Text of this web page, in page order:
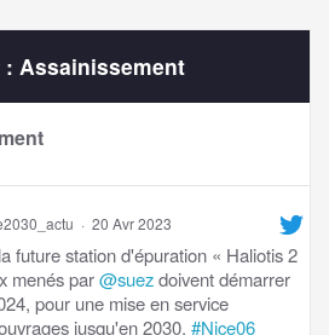
Assainissement
· 20 Avr 2023
future station d'épuration « Haliotis 2
menés par@suezdoivent démarrer
pour une mise en service
jusqu'en 2030. #Nice06